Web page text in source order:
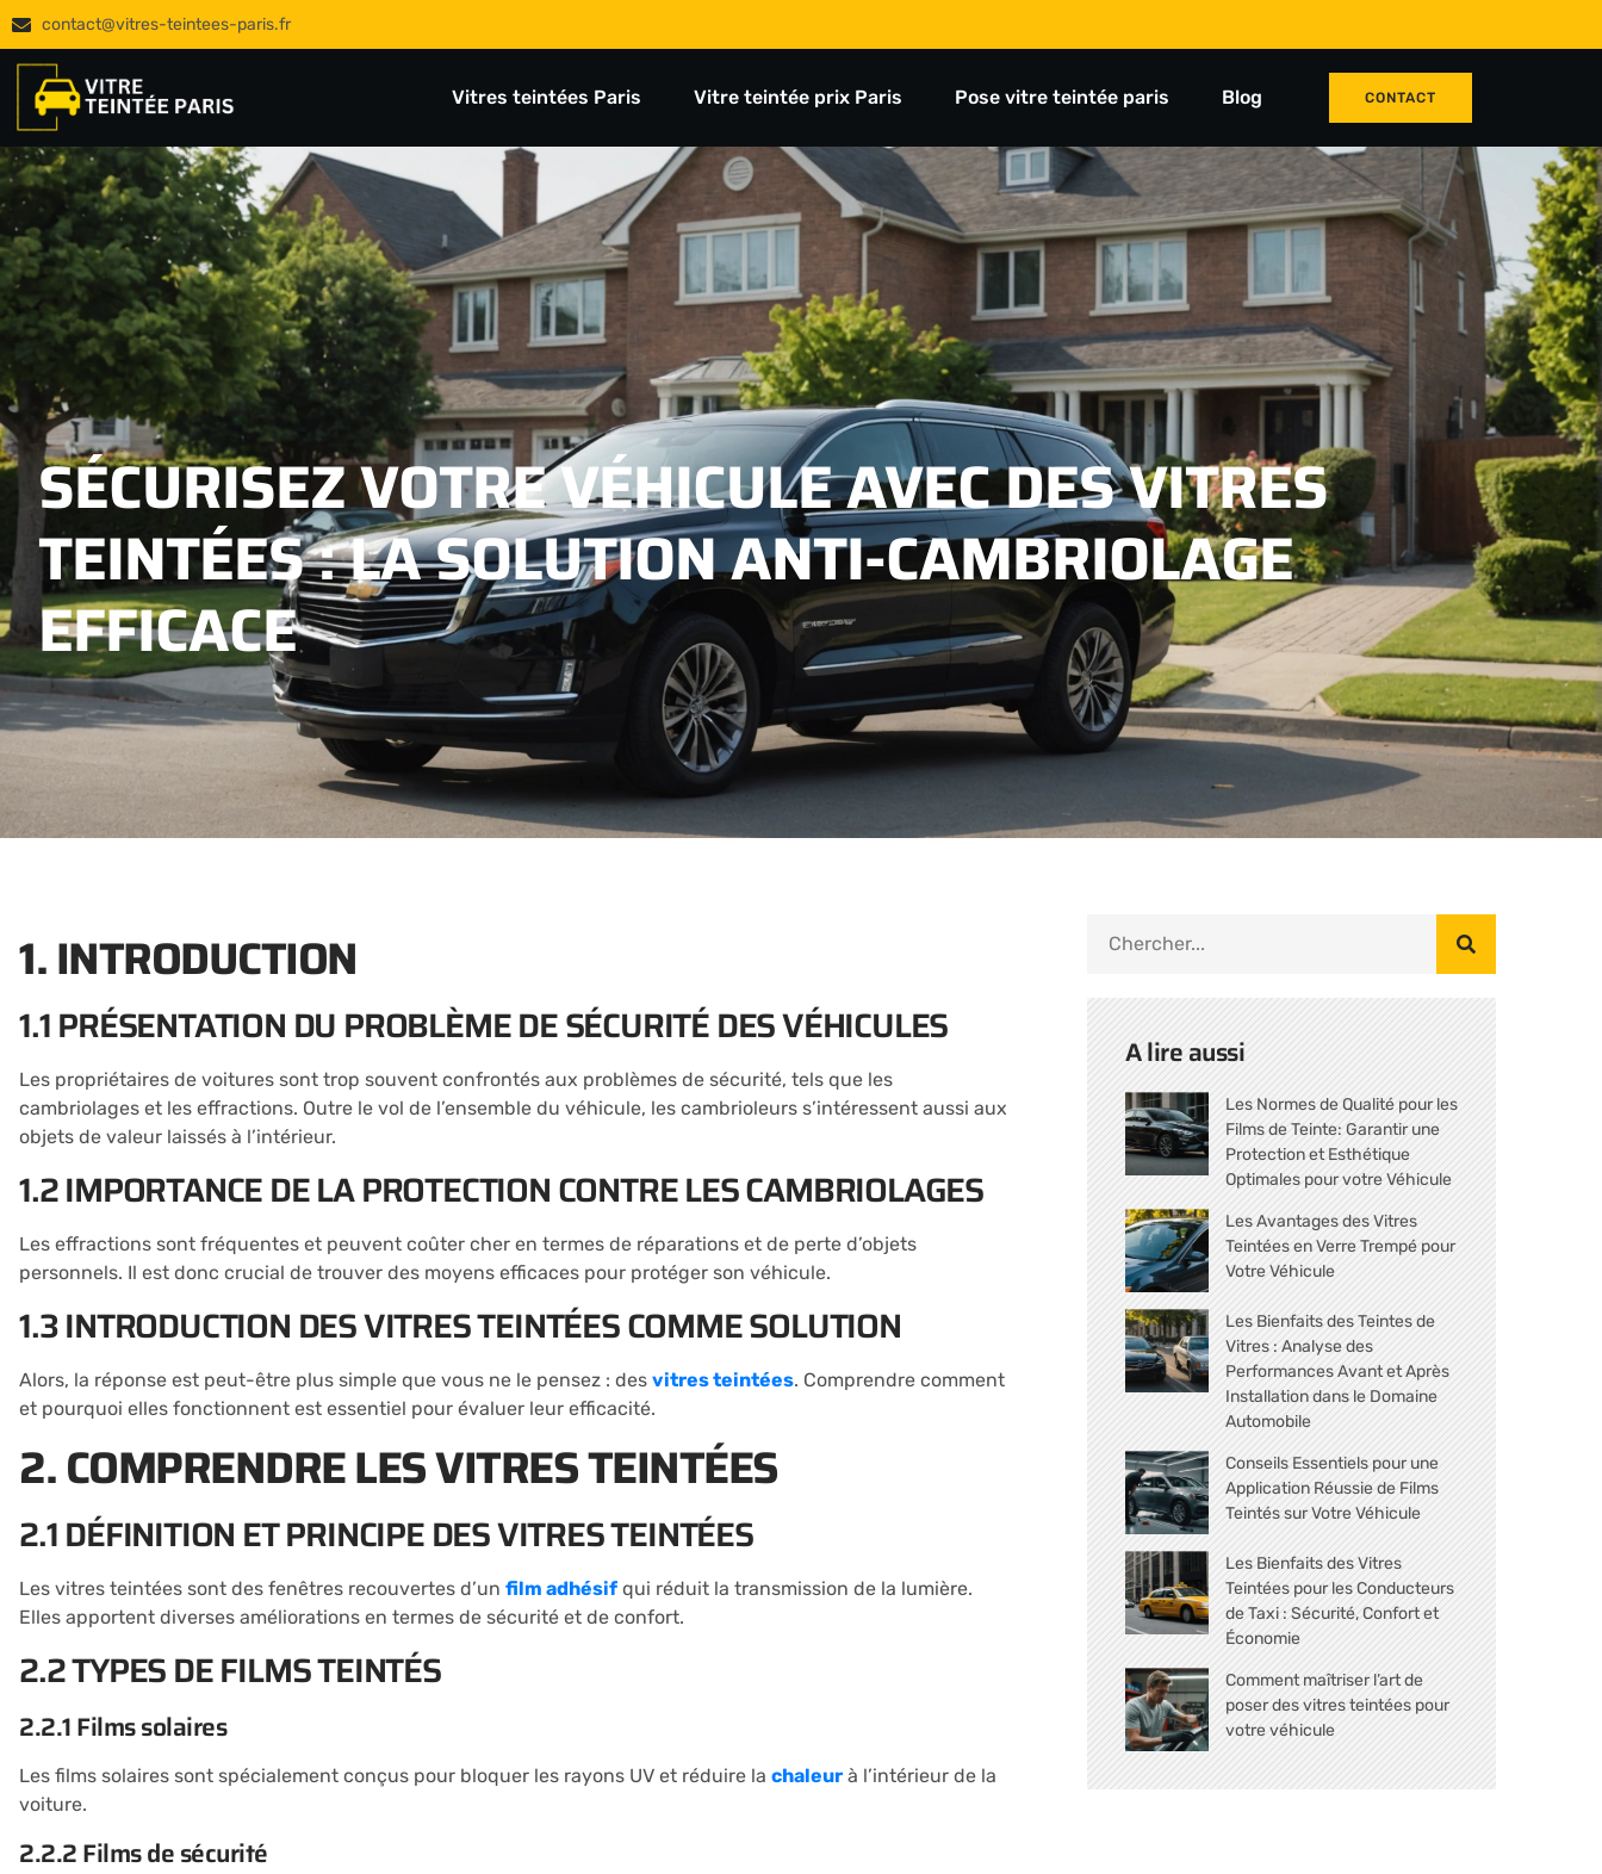
contact@vitres-teintees-paris.fr
Vitres teintées Paris Vitre teintée prix Paris Pose vitre teintée paris Blog CONTACT
SÉCURISEZ VOTRE VÉHICULE AVEC DES VITRES
TEINTÉES : LA SOLUTION ANTI-CAMBRIOLAGE
EFFICACE
1. INTRODUCTION
1.1 PRÉSENTATION DU PROBLÈME DE SÉCURITÉ DES VÉHICULES
Les propriétaires de voitures sont trop souvent confrontés aux problèmes de sécurité, tels que les
cambriolages et les effractions. Outre le vol de l’ensemble du véhicule, les cambrioleurs s’intéressent aussi aux
objets de valeur laissés à l’intérieur.
1.2 IMPORTANCE DE LA PROTECTION CONTRE LES CAMBRIOLAGES
Les effractions sont fréquentes et peuvent coûter cher en termes de réparations et de perte d’objets
personnels. Il est donc crucial de trouver des moyens efficaces pour protéger son véhicule.
1.3 INTRODUCTION DES VITRES TEINTÉES COMME SOLUTION
Alors, la réponse est peut-être plus simple que vous ne le pensez : des vitres teintées. Comprendre comment
et pourquoi elles fonctionnent est essentiel pour évaluer leur efficacité.
2. COMPRENDRE LES VITRES TEINTÉES
2.1 DÉFINITION ET PRINCIPE DES VITRES TEINTÉES
Les vitres teintées sont des fenêtres recouvertes d’un film adhésif qui réduit la transmission de la lumière.
Elles apportent diverses améliorations en termes de sécurité et de confort.
2.2 TYPES DE FILMS TEINTÉS
2.2.1 Films solaires
Les films solaires sont spécialement conçus pour bloquer les rayons UV et réduire la chaleur à l’intérieur de la
voiture.
2.2.2 Films de sécurité
A lire aussi
Les Normes de Qualité pour les
Films de Teinte: Garantir une
Protection et Esthétique
Optimales pour votre Véhicule
Les Avantages des Vitres
Teintées en Verre Trempé pour
Votre Véhicule
Les Bienfaits des Teintes de
Vitres : Analyse des
Performances Avant et Après
Installation dans le Domaine
Automobile
Conseils Essentiels pour une
Application Réussie de Films
Teintés sur Votre Véhicule
Les Bienfaits des Vitres
Teintées pour les Conducteurs
de Taxi : Sécurité, Confort et
Économie
Comment maîtriser l’art de
poser des vitres teintées pour
votre véhicule